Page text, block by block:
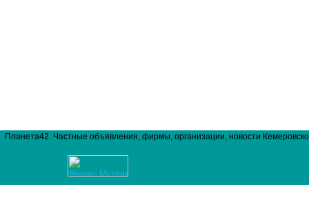
Планета42. Частные объявления, фирмы, организации, новости